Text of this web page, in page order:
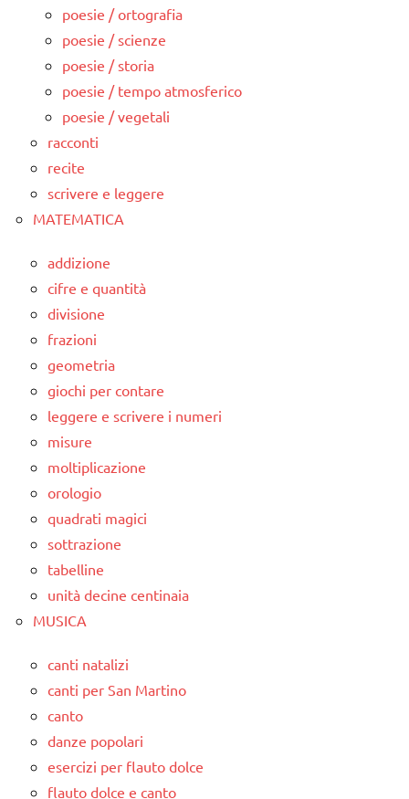
poesie / ortografia
poesie / scienze
poesie / storia
poesie / tempo atmosferico
poesie / vegetali
racconti
recite
scrivere e leggere
MATEMATICA
addizione
cifre e quantità
divisione
frazioni
geometria
giochi per contare
leggere e scrivere i numeri
misure
moltiplicazione
orologio
quadrati magici
sottrazione
tabelline
unità decine centinaia
MUSICA
canti natalizi
canti per San Martino
canto
danze popolari
esercizi per flauto dolce
flauto dolce e canto